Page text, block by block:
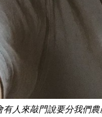
有人來敲門說要分我們